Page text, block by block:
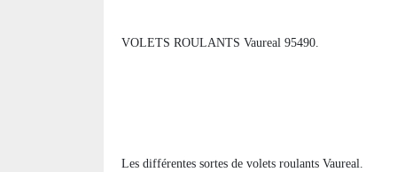
VOLETS ROULANTS Vaureal 95490.
Les différentes sortes de volets roulants Vaureal.